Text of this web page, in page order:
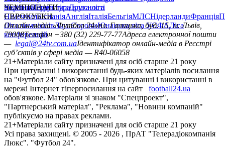
політикаСтруктура власності
УкраїнаПерша лігаДруга ліга
ЧЕМПІОНАТИ
НімеччинаІспаніяАнгліяІталіяБельгіяМЛСНідерландиФранція
ЄВРОКУБКИ
Ліга чемпіонівЛіга ЄвропиЮнацька ліга УЄФАЛіга
конференцій
Онлайн-медіа «Футбол 24»пл. Галицька, буд. 15, м. Львів,
79008Телефон +380 (32) 229-77-77Адреса електронної пошти
— legal@24tv.com.uaІдентифікатор онлайн-медіа в Реєстрі
суб’єктів у сфері медіа — R40-06058
21+Матеріали сайту призначені для осіб старше 21 року
При цитуванні і використанні будь-яких матеріалів посилання
на "Футбол 24" обов'язкове. При цитуванні і використанні в
мережі Інтернет гіперпосилання на сайт
football24.ua
обов'язкове. Матеріали зі знаком "Спецпроект",
"Партнерський матеріал", "Реклама", "Новини компаній"
публікуємо на правах реклами.
21+Матеріали сайту призначені для осіб старше 21 року
Усi права захищенi. © 2005 - 2026 , ПрАТ "Телерадіокомпанія
Люкс". "Футбол 24".